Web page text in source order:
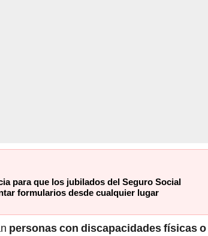
para que los jubilados del Seguro Social
formularios desde cualquier lugar
personas con discapacidades físicas o